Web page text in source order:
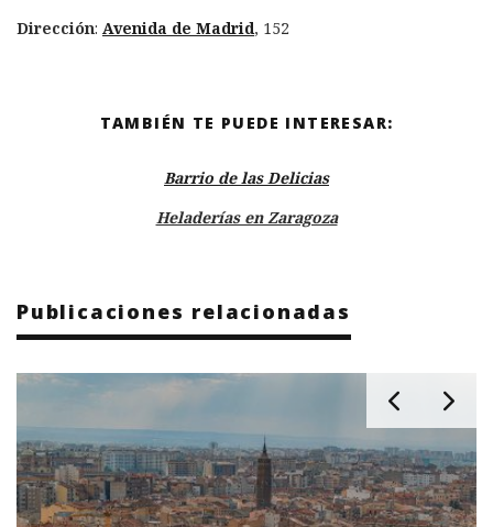
Dirección: Avenida de Madrid, 152
TAMBIÉN TE PUEDE INTERESAR:
Barrio de las Delicias
Heladerías en Zaragoza
Publicaciones relacionadas